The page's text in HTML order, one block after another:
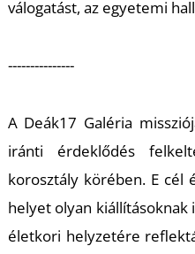
válogatást, az egyetemi
---------------
A Deák17 Galéria
iránti érdeklődés
korosztály körében. E cél
helyet olyan kiállításoknak
életkori helyzetére